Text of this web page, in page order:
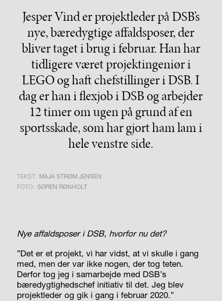
Jesper Vind er projektleder på DSB’s
nye, bæredygtige affaldsposer, der
bliver taget i brug i februar. Han har
tidligere været projektingeniør i
LEGO og haft chefstillinger i DSB. I
dag er han i flexjob i DSB og arbejder
12 timer om ugen på grund af en
sportsskade, som har gjort ham lam i
hele venstre side.
TEKST: MAJA STRØM JENSEN
FOTO: SØREN RØNHOLT
Nye affaldsposer i DSB, hvorfor nu det?
”Det er et projekt, vi har vidst, at vi skulle i gang
med, men der var ikke nogen, der tog teten.
Derfor tog jeg i samarbejde med DSB’s
bæredygtighedschef initiativ til det. Jeg blev
projektleder og gik i gang i februar 2020.”